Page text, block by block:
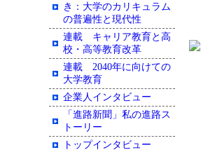
き：大学のカリキュラム
の普遍性と現代性
連載 キャリア教育と高
校・高等教育改革
連載 2040年に向けての
大学教育
企業人インタビュー
「進路新聞」私の進路ス
トーリー
トップインタビュー